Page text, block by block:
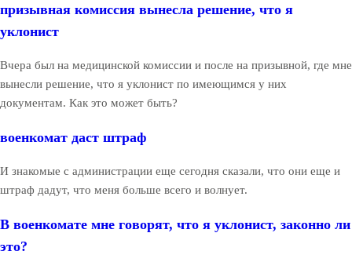
призывная комиссия вынесла решение, что я
уклонист
Вчера был на медицинской комиссии и после на призывной, где мне
вынесли решение, что я уклонист по имеющимся у них
документам. Как это может быть?
военкомат даст штраф
И знакомые с администрации еще сегодня сказали, что они еще и
штраф дадут, что меня больше всего и волнует.
В военкомате мне говорят, что я уклонист, законно ли
это?